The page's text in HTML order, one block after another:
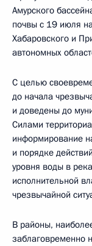
Амурского
почвы с 19 июля
Хабаровского и
автономных
С целью
до начала
и доведены до
Силами
информирование
и порядке
уровня воды в
исполнительной
чрезвычайной
В районы,
заблаговременно